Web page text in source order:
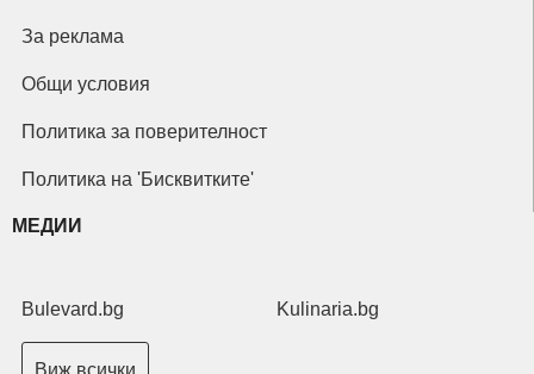
За реклама
Общи условия
Политика за поверителност
Политика на 'Бисквитките'
МЕДИИ
Bulevard.bg Kulinaria.bg
Виж всички